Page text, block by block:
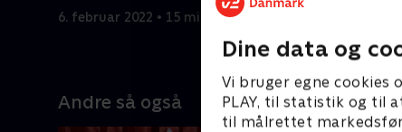
Dine data og
Vi bruger egne cookies
PLAY, til statistik og til
til målrettet
fejring af kronprinsessen
6. februar 2022 • 15 min
indslag
Andre så også